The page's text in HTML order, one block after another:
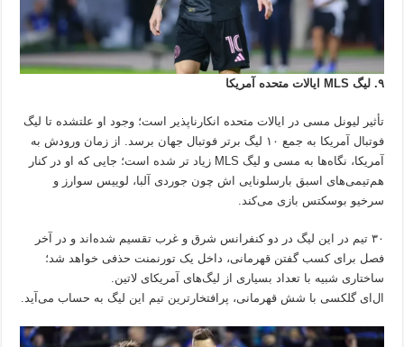
۹. لیگ MLS ایالات متحده آمریکا
تأثیر لیونل مسی در ایالات متحده انکارناپذیر است؛ وجود او علتشده تا لیگ
فوتبال آمریکا به جمع ۱۰ لیگ برتر فوتبال جهان برسد. از زمان ورودش به
آمریکا، نگاه‌ها به مسی و لیگ MLS زیاد تر شده است؛ جایی که او در کنار
هم‌تیمی‌های اسبق بارسلونایی اش چون جوردی آلبا، لوییس سوارز و
سرخیو بوسکتس بازی می‌کند.
۳۰ تیم در این لیگ در دو کنفرانس شرق و غرب تقسیم شده‌اند و در آخر
فصل برای کسب گفتن قهرمانی، داخل یک تورنمنت حذفی خواهد شد؛
ساختاری شبیه با تعداد بسیاری از لیگ‌های آمریکای لاتین.
ال‌ای گلکسی با شش قهرمانی، پرافتخارترین تیم این لیگ به حساب می‌آید.